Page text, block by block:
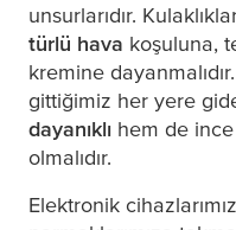
unsurlarıdır.
türlü hava koşuluna,
kremine
gittiğimiz her yere
dayanıklı hem de
olmalıdır.
Elektronik